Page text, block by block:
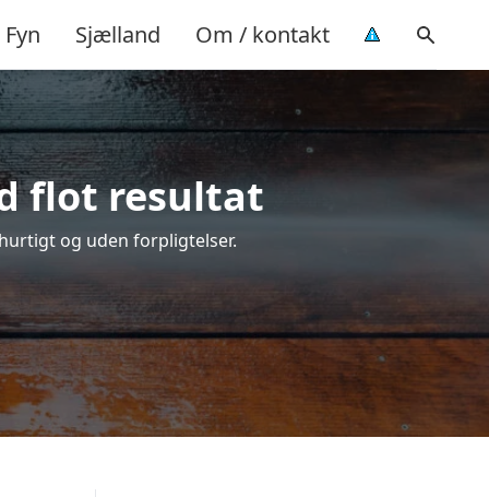
Fyn Sjælland Om / kontakt
flot resultat
og uden forpligtelser.